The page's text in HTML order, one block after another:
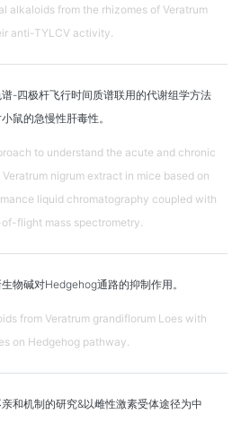
alkaloids from the rhizomes of Veratrum
anti-TYLCV activity.
-四极杆飞行时间质谱联用的代谢组学方法
鼠的急慢性肝毒性。
to understand the acute and chronic
nigrum extract in mice based on
liquid chromatography coupled with
flight mass spectrometry.
物碱对Hedgehog通路的抑制作用。
from Veratrum grandiflorum Loes with
on Hedgehog pathway.
和机制的研究&以雌性激素受体途径为中